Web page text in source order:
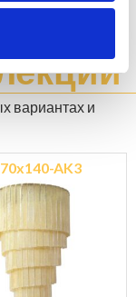
вариантах и
AK3